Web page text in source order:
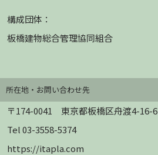
構成団体：
板橋建物総合管理協同組合
所在地・お問い合わせ先
〒174-0041 東京都板橋区舟渡4-16-6
Tel 03-3558-5374
https://itapla.com